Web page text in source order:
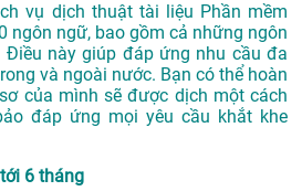
vụ dịch thuật tài liệu Phần mềm
ngôn ngữ, bao gồm cả những ngôn
Điều này giúp đáp ứng nhu cầu đa
và ngoài nước. Bạn có thể hoàn
của mình sẽ được dịch một cách
đáp ứng mọi yêu cầu khắt khe
6 tháng